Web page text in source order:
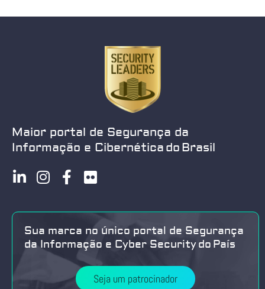
Maior portal de Segurança da
Informação e Cibernética do Brasil
Sua marca no único portal de Segurança
da Informação e Cyber Security do País
Seja um patrocinador